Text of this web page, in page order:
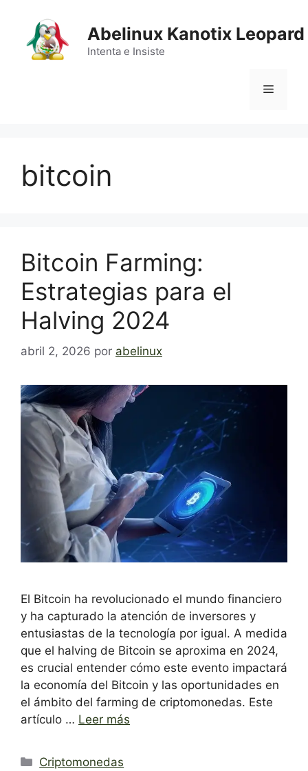
contenido
Abelinux Kanotix Leopard
Intenta e Insiste
Menú
bitcoin
Bitcoin Farming:
Estrategias para el
Halving 2024
abril 2, 2026 por abelinux
El Bitcoin ha revolucionado el mundo financiero
y ha capturado la atención de inversores y
entusiastas de la tecnología por igual. A medida
que el halving de Bitcoin se aproxima en 2024,
es crucial entender cómo este evento impactará
la economía del Bitcoin y las oportunidades en
el ámbito del farming de criptomonedas. Este
artículo … Leer más
Categorías
Criptomonedas